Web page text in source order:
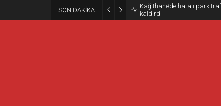
SON DAKİKA
Kağıthane’de hatalı park
kaldırdı